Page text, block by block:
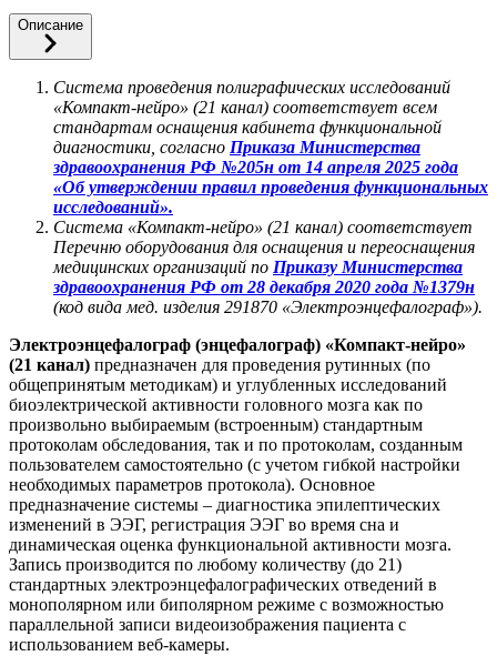
Описание
Система проведения полиграфических исследований
«Компакт-нейро» (21 канал) соответствует всем
стандартам оснащения кабинета функциональной
диагностики, согласно Приказа Министерства
здравоохранения РФ №205н от 14 апреля 2025 года
«Об утверждении правил проведения функциональных
исследований».
Система «Компакт-нейро» (21 канал) соответствует
Перечню оборудования для оснащения и переоснащения
медицинских организаций по Приказу Министерства
здравоохранения РФ от 28 декабря 2020 года №1379н
(код вида мед. изделия 291870 «Электроэнцефалограф»).
Электроэнцефалограф (энцефалограф) «Компакт-нейро»
(21 канал) предназначен для проведения рутинных (по
общепринятым методикам) и углубленных исследований
биоэлектрической активности головного мозга как по
произвольно выбираемым (встроенным) стандартным
протоколам обследования, так и по протоколам, созданным
пользователем самостоятельно (с учетом гибкой настройки
необходимых параметров протокола). Основное
предназначение системы – диагностика эпилептических
изменений в ЭЭГ, регистрация ЭЭГ во время сна и
динамическая оценка функциональной активности мозга.
Запись производится по любому количеству (до 21)
стандартных электроэнцефалографических отведений в
монополярном или биполярном режиме с возможностью
параллельной записи видеоизображения пациента с
использованием веб-камеры.